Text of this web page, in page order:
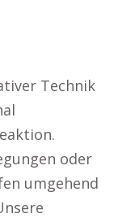
Technik
oder
umgehend